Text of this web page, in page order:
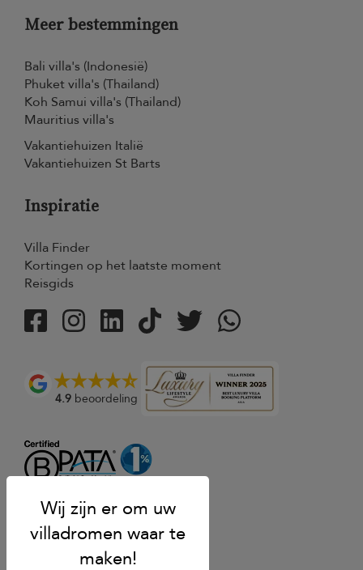
Meer bestemmingen
Bali villa's (Indonesië)
Phuket villa's (Thailand)
Koh Samui villa's (Thailand)
Mauritius villa's
Vakantiehuizen Italië
Vakantiehuizen St Barts
Inspiratie
Villa Finder
Kortingen op het laatste moment
Reisgids
4.9 beoordeling